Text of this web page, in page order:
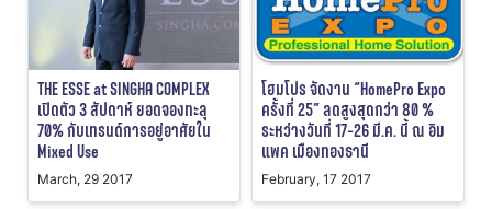
THE ESSE at SINGHA COMPLEX
เปิดตัว 3 สัปดาห์ ยอดจองทะลุ
70% กับเทรนด์การอยู่อาศัยใน
Mixed Use
March, 29 2017
โฮมโปร จัดงาน “HomePro Expo
ครั้งที่ 25” ลดสูงสุดกว่า 80 %
ระหว่างวันที่ 17-26 มี.ค. นี้ ณ อิม
แพค เมืองทองธานี
February, 17 2017